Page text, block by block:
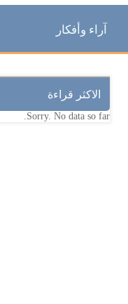
آراء وأفكار
الاكثر قراءة
Sorry. No data so far.